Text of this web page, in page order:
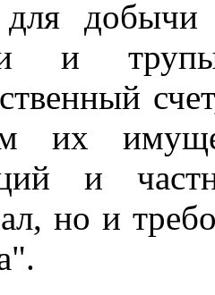
для
и
их
и
но и